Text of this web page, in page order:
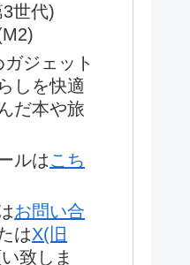
世代)
ジェット
しを快適
だ本や旅
ルはこち
お問い合
はX(旧
致しま